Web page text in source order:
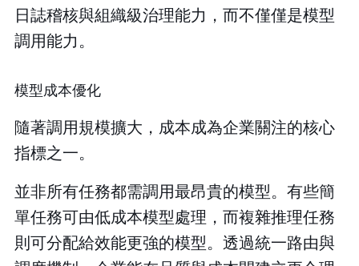
日誌稽核與組織級治理能力，而不僅僅是模型
調用能力。
模型成本優化
隨著調用規模擴大，成本成為企業關注的核心
指標之一。
並非所有任務都需調用最昂貴的模型。有些簡
單任務可由低成本模型處理，而複雜推理任務
則可分配給效能更強的模型。透過統一路由與